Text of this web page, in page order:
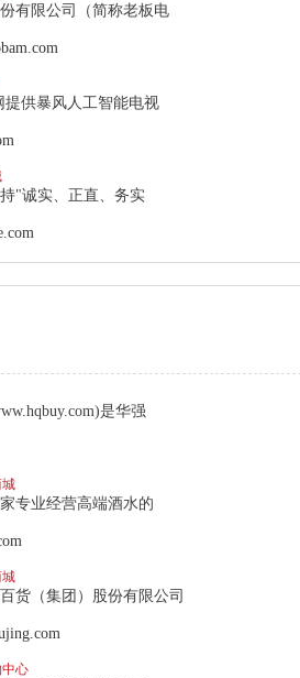
有限公司（简称老板电
提供暴风人工智能电视
"诚实、正直、务实
是华强
城
专业经营高端酒水的
城
货（集团）股份有限公司
心